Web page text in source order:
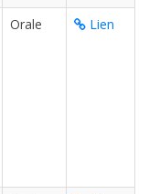
Orale Lien